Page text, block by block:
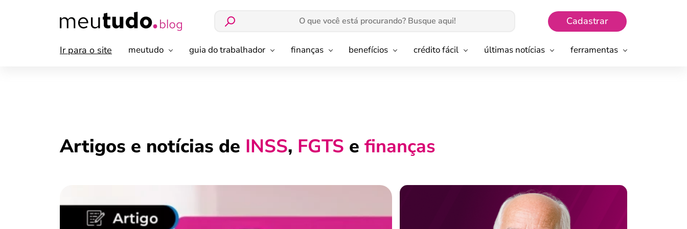
Cadastrar
Ir para o site meutudo guia do trabalhador finanças benefícios crédito fácil últimas notícias ferramentas
Artigos e notícias de INSS, FGTS e finanças